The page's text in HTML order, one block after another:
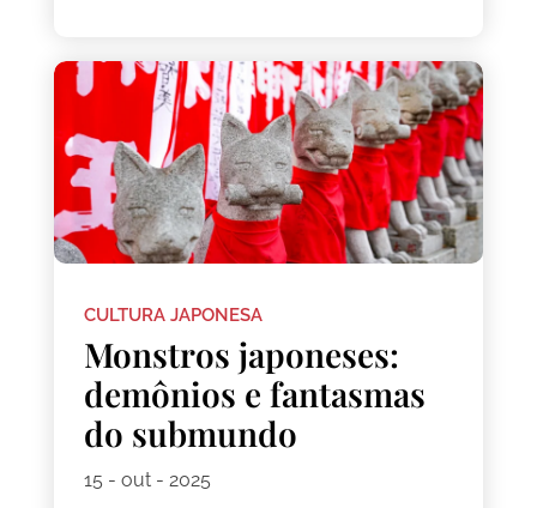
CULTURA JAPONESA
Monstros japoneses:
demônios e fantasmas
do submundo
15 - out - 2025